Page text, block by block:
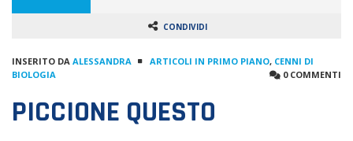
CONDIVIDI
INSERITO DA ALESSANDRA ARTICOLI IN PRIMO PIANO, CENNI DI
BIOLOGIA
0 COMMENTI
PICCIONE QUESTO